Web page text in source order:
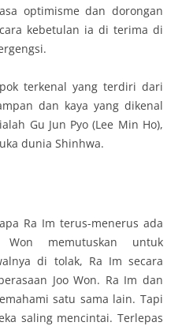
optimisme dan dorongan
kebetulan ia di terima di
terkenal yang terdiri dari
dan kaya yang dikenal
Gu Jun Pyo (Lee Min Ho),
dunia Shinhwa.
Ra Im terus-menerus ada
memutuskan untuk
di tolak, Ra Im secara
Joo Won. Ra Im dan
satu sama lain. Tapi
saling mencintai. Terlepas